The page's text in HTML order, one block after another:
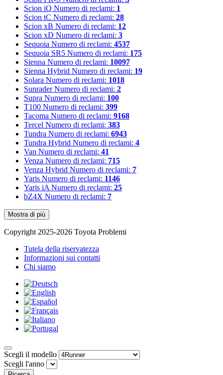
Scion iQ Numero di reclami: 1
Scion tC Numero di reclami: 28
Scion xB Numero di reclami: 12
Scion xD Numero di reclami: 3
Sequoia Numero di reclami: 4537
Sequoia SR5 Numero di reclami: 175
Sienna Numero di reclami: 10097
Sienna Hybrid Numero di reclami: 19
Solara Numero di reclami: 1018
Sunrader Numero di reclami: 2
Supra Numero di reclami: 100
T100 Numero di reclami: 399
Tacoma Numero di reclami: 9168
Tercel Numero di reclami: 383
Tundra Numero di reclami: 6943
Tundra Hybrid Numero di reclami: 4
Van Numero di reclami: 41
Venza Numero di reclami: 715
Venza Hybrid Numero di reclami: 7
Yaris Numero di reclami: 1146
Yaris iA Numero di reclami: 25
bZ4X Numero di reclami: 7
Mostra di più
Copyright 2025-2026 Toyota Problemi
Tutela della riservatezza
Informazioni sui contatti
Chi siamo
Scegli il modello
Scegli l'anno